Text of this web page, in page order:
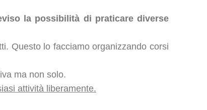
la possibilità di praticare diverse
Questo lo facciamo organizzando corsi
ma non solo.
attività liberamente.